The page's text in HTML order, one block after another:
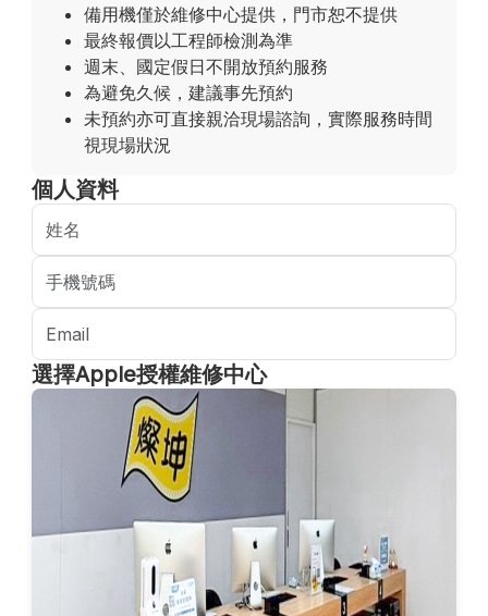
備用機僅於維修中心提供，門市恕不提供
最終報價以工程師檢測為準
週末、國定假日不開放預約服務
為避免久候，建議事先預約
未預約亦可直接親洽現場諮詢，實際服務時間
視現場狀況
個人資料
選擇Apple授權維修中心